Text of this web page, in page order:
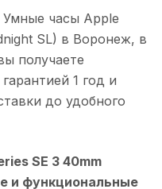
Умные часы Apple
SL) в Воронеж, в
получаете
1 год и
до удобного
SE 3 40mm
и функциональные